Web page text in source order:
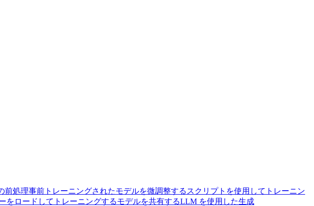
前処理事前トレーニングされたモデルを微調整する スクリプトを使用してトレーニン
をロードしてトレーニングするモデルを共有するLLM を使用した生成